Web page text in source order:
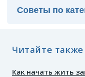
Читайте также
Как начать жить